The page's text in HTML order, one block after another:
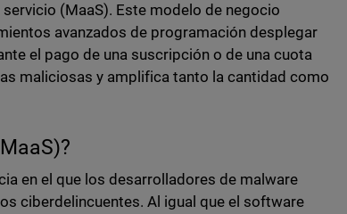
(MaaS). Este modelo de negocio
avanzados de programación desplegar
el pago de una suscripción o de una cuota
maliciosas y amplifica tanto la cantidad como
en el que los desarrolladores de malware
ciberdelincuentes. Al igual que el software